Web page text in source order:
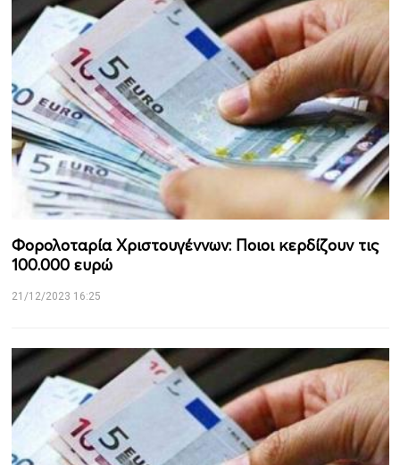
Φορολοταρία Χριστουγέννων: Ποιοι κερδίζουν τις
100.000 ευρώ
21/12/2023 16:25